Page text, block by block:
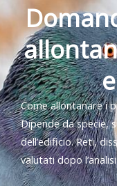
Come allontanare i
Dipende da specie,
dell’edificio. Reti,
valutati dopo